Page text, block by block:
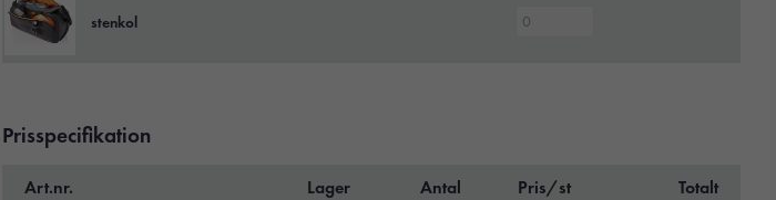
stenkol
Prisspecifikation
Art.nr. Lager Antal Pris/st Totalt